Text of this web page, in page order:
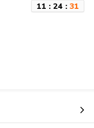
11 : 24 : 31